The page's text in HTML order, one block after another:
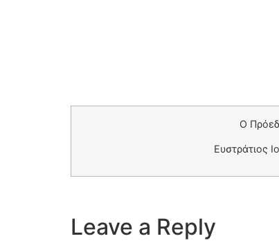
Ο
Ευστράτιος
Leave a Reply